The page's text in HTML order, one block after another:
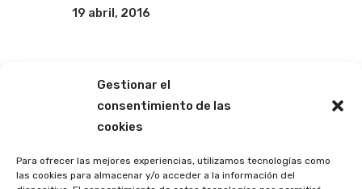
Gestionar el
consentimiento de las
cookies
Para ofrecer las mejores experiencias, utilizamos tecnologías como
las cookies para almacenar y/o acceder a la información del
19 abril, 2016